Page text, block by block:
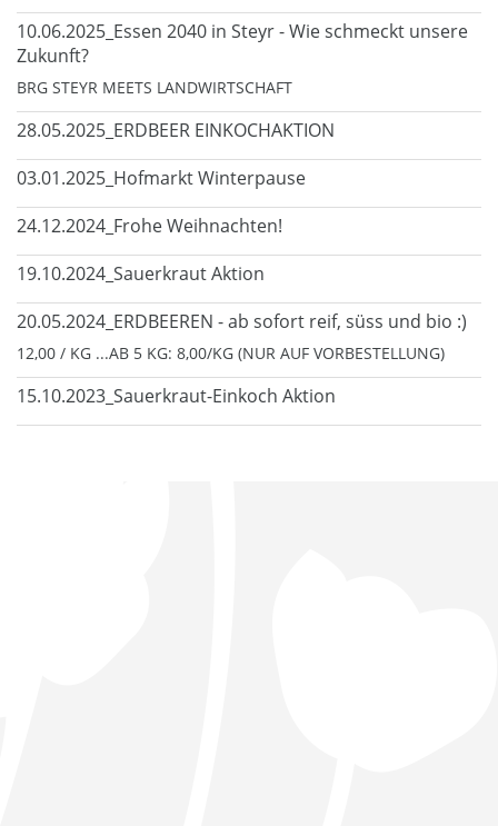
10.06.2025_Essen 2040 in Steyr - Wie schmeckt unsere
Zukunft?
BRG STEYR MEETS LANDWIRTSCHAFT
28.05.2025_ERDBEER EINKOCHAKTION
03.01.2025_Hofmarkt Winterpause
24.12.2024_Frohe Weihnachten!
19.10.2024_Sauerkraut Aktion
20.05.2024_ERDBEEREN - ab sofort reif, süss und bio :)
12,00 / KG ...AB 5 KG: 8,00/KG (NUR AUF VORBESTELLUNG)
15.10.2023_Sauerkraut-Einkoch Aktion